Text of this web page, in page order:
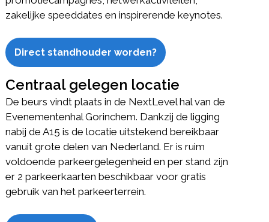
zakelijke speeddates en inspirerende keynotes.
Direct standhouder worden?
Centraal gelegen locatie
De beurs vindt plaats in de NextLevel hal van de
Evenementenhal Gorinchem. Dankzij de ligging
nabij de A15 is de locatie uitstekend bereikbaar
vanuit grote delen van Nederland. Er is ruim
voldoende parkeergelegenheid en per stand zijn
er 2 parkeerkaarten beschikbaar voor gratis
gebruik van het parkeerterrein.